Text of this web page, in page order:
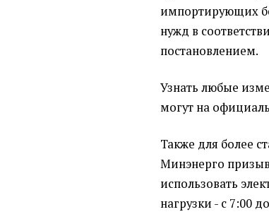
импортирующих
нужд в
постановлением.
Узнать любые
могут на
Также для более
Минэнерго
использовать
нагрузки - с 7:00